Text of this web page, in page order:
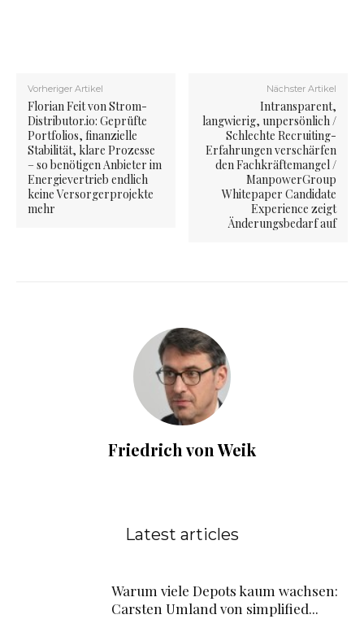
Vorheriger Artikel
Florian Feit von Strom-
Distributor.io: Geprüfte
Portfolios, finanzielle
Stabilität, klare Prozesse
– so benötigen Anbieter im
Energievertrieb endlich
keine Versorgerprojekte
mehr
Nächster Artikel
Intransparent,
langwierig, unpersönlich /
Schlechte Recruiting-
Erfahrungen verschärfen
den Fachkräftemangel /
ManpowerGroup
Whitepaper Candidate
Experience zeigt
Änderungsbedarf auf
Friedrich von Weik
Latest articles
Warum viele Depots kaum wachsen:
Carsten Umland von simplified...